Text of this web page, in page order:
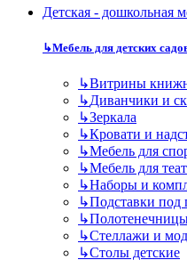
Детская - дошкольная
↳Мебель для детских
↳Витрины
↳Диванчики и
↳Зеркала
↳Кровати и
↳Мебель для
↳Мебель для
↳Наборы и
↳Подставки под
↳
↳Стеллажи и
↳Столы детские